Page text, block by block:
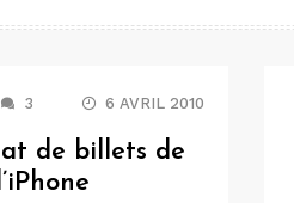
3 6 AVRIL 2010
de billets de